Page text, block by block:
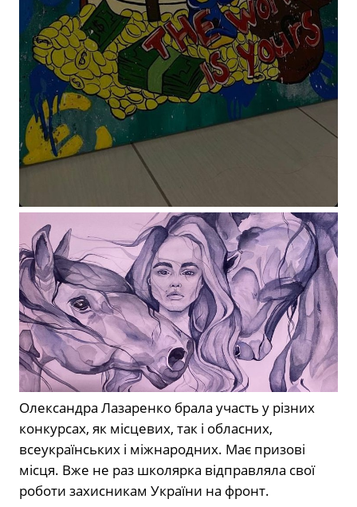
Олександра Лазаренко брала участь у різних
конкурсах, як місцевих, так і обласних,
всеукраїнських і міжнародних. Має призові
місця. Вже не раз школярка відправляла свої
роботи захисникам України на фронт.